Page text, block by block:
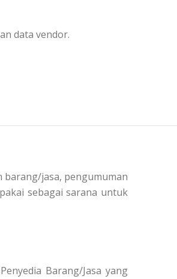
data vendor.
barang/jasa, pengumuman
sebagai sarana untuk
Barang/Jasa yang